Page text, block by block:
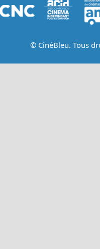
© CinéBleu. Tous